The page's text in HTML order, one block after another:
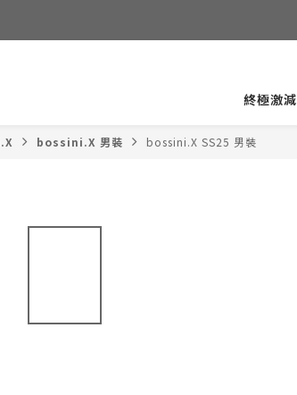
終極激減
bossini.X 男裝 bossini.X SS25 男裝